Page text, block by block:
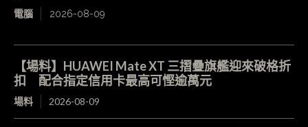
電腦 2026-08-09
【場料】HUAWEI Mate XT 三摺疊旗艦迎來破格折
扣 配合指定信用卡最高可慳逾萬元
場料 2026-08-09